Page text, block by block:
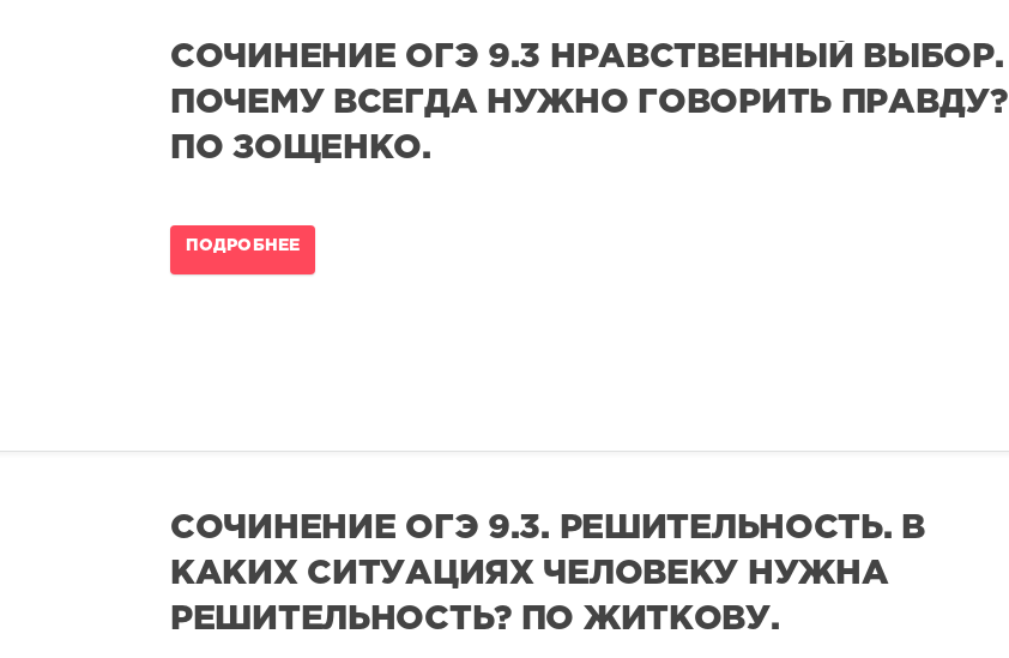
СОЧИНЕНИЕ ОГЭ 9.3 НРАВСТВЕННЫЙ ВЫБОР.
ПОЧЕМУ ВСЕГДА НУЖНО ГОВОРИТЬ ПРАВДУ?
ПО ЗОЩЕНКО.
ПОДРОБНЕЕ
СОЧИНЕНИЕ ОГЭ 9.3. РЕШИТЕЛЬНОСТЬ. В
КАКИХ СИТУАЦИЯХ ЧЕЛОВЕКУ НУЖНА
РЕШИТЕЛЬНОСТЬ? ПО ЖИТКОВУ.